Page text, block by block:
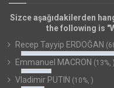
Sizce aşağıdakilerden
the following is
Recep Tayyip ERDOĞAN
Emmanuel MACRON (13%, )
Vladimir PUTIN (10%, )